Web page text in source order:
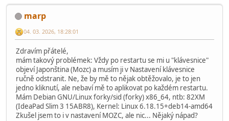
marp
04. 03. 2026, 18:28:01
Zdravím přátelé,
mám takový problémek: Vždy po restartu se mi u "klávesnice"
objeví Japonština (Mozc) a musím ji v Nastavení klávesnice
ručně odstranit. Ne, že by mě to nějak obtěžovalo, je to jen
jedno kliknutí, ale nebaví mě to aplikovat po každém restartu.
Mám Debian GNU/Linux forky/sid (forky) x86_64, ntb: 82XM
(IdeaPad Slim 3 15ABR8), Kernel: Linux 6.18.15+deb14-amd64
Zkušel jsem to i v nastavení MOZC, ale nic... Nějaký nápad?